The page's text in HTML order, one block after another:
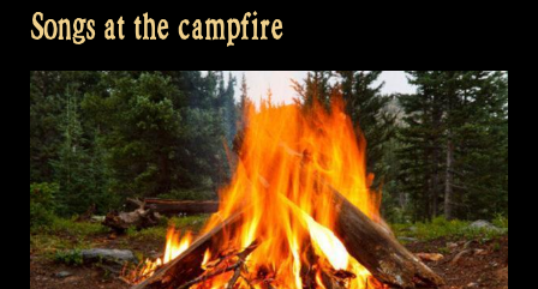
Songs at the campfire